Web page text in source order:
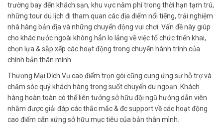
trường bay đến khách sạn, khu vực nằm phí trong thời hạn tạm trú,
những tour du lịch đi tham quan các địa điểm nổi tiếng, trải nghiệm
nhà hàng bản địa và những chuyển động vui chơi. Vấn đề này giúp
cho khác nước ngoài không hẳn lo lắng về việc tổ chức triển khai,
chọn lựa & sắp xếp các hoạt động trong chuyến hành trình của
chính bản thân mình.
Thương Mại Dịch Vụ cao điểm trọn gói cũng cung ứng sự hỗ trợ và
chăm sóc quý khách hàng trong suốt chuyến du ngoạn. Khách
hàng hoàn toàn có thể liên tưởng sở hữu đội ngũ hướng dẫn viên
nhằm được giải đáp các thắc mắc & đc support về các hoạt động
cao điểm cân xứng sở hữu mục tiêu của bản thân mình.